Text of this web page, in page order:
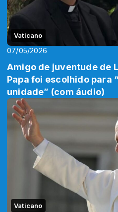
Vaticano
07/05/2026
Amigo de juventude de
Papa foi escolhido para
unidade” (com áudio)
Vaticano